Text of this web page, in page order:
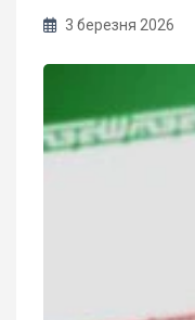
3 березня 2026